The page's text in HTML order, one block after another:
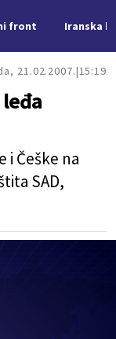
front Iranska
21.02.2007. 15:19
i Češke na
SAD,